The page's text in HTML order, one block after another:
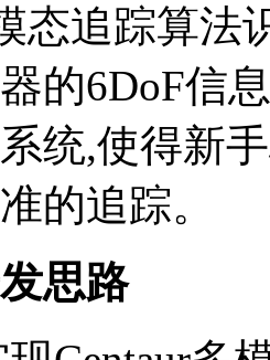
态追踪算法
的6DoF信
统,使得新
的追踪。
思路